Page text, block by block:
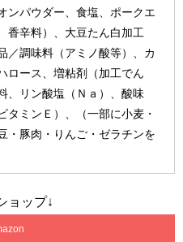
ンパウダー、食塩、ポークエ
香辛料）、大豆たん白加工
／調味料（アミノ酸等）、カ
ロース、増粘剤（加工でん
、リン酸塩（Ｎａ）、酸味
タミンＥ）、（一部に小麦・
・豚肉・りんご・ゼラチンを
ョップ↓